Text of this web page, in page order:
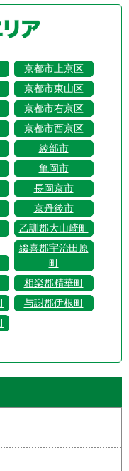
京都市上京区
京都市東山区
京都市右京区
京都市西京区
綾部市
亀岡市
長岡京市
京丹後市
乙訓郡大山崎町
綴喜郡宇治田原
町
相楽郡精華町
与謝郡伊根町